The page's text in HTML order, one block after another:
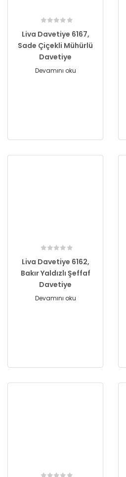
Liva Davetiye 6167,
Sade Çiçekli Mühürlü
Davetiye
Devamını oku
Liva Davetiye 6162,
Bakır Yaldızlı Şeffaf
Davetiye
Devamını oku